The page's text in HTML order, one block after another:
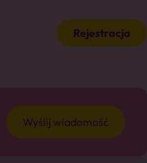
Rejestracja
Wyślij wiadomość